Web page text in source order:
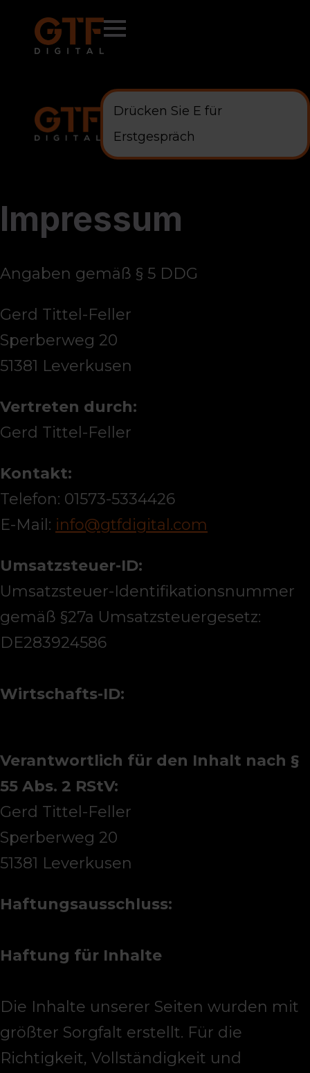
Drücken Sie E für
Erstgespräch
Impressum
Angaben gemäß § 5 DDG
Gerd Tittel-Feller
Sperberweg 20
51381 Leverkusen
Vertreten durch:
Gerd Tittel-Feller
Kontakt:
Telefon: 01573-5334426
E-Mail: info@gtfdigital.com
Umsatzsteuer-ID:
Umsatzsteuer-Identifikationsnummer
gemäß §27a Umsatzsteuergesetz:
DE283924586
Wirtschafts-ID:
Verantwortlich für den Inhalt nach §
55 Abs. 2 RStV:
Gerd Tittel-Feller
Sperberweg 20
51381 Leverkusen
Haftungsausschluss:
Haftung für Inhalte
Die Inhalte unserer Seiten wurden mit
größter Sorgfalt erstellt. Für die
Richtigkeit, Vollständigkeit und